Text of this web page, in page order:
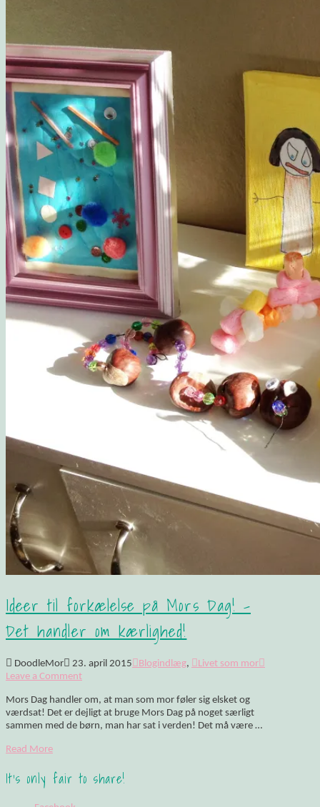
Ideer til forkælelse på Mors Dag! –
Det handler om kærlighed!
DoodleMor 23. april 2015 Blogindlæg,
Livet som mor
Leave a Comment
Mors Dag handler om, at man som mor føler sig elsket og
værdsat! Det er dejligt at bruge Mors Dag på noget særligt
sammen med de børn, man har sat i verden! Det må være …
Read More
It's only fair to share!